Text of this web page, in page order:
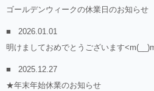
ゴールデンウィークの休業日のお知らせ
2026.01.01
明けましておめでとうございます
2025.12.27
★年末年始休業のお知らせ